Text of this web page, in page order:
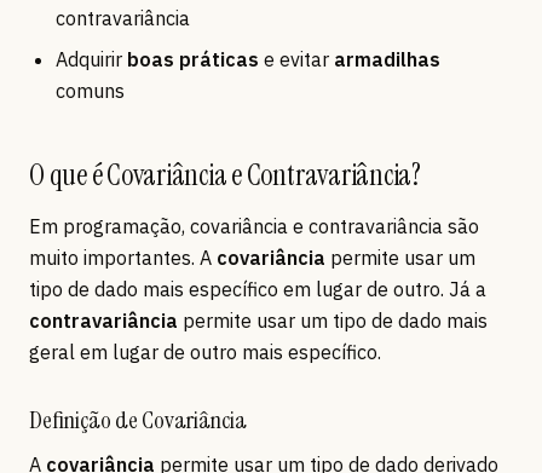
contravariância
Adquirir boas práticas e evitar armadilhas
comuns
O que é Covariância e Contravariância?
Em programação, covariância e contravariância são
muito importantes. A covariância permite usar um
tipo de dado mais específico em lugar de outro. Já a
contravariância permite usar um tipo de dado mais
geral em lugar de outro mais específico.
Definição de Covariância
A covariância permite usar um tipo de dado derivado